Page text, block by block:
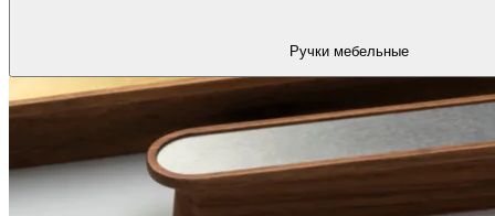
Ручки мебельные